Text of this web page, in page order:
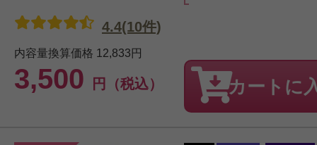
内容量換算価格 12,833円
3,500 円（税込）
4.4(10件)
カートに